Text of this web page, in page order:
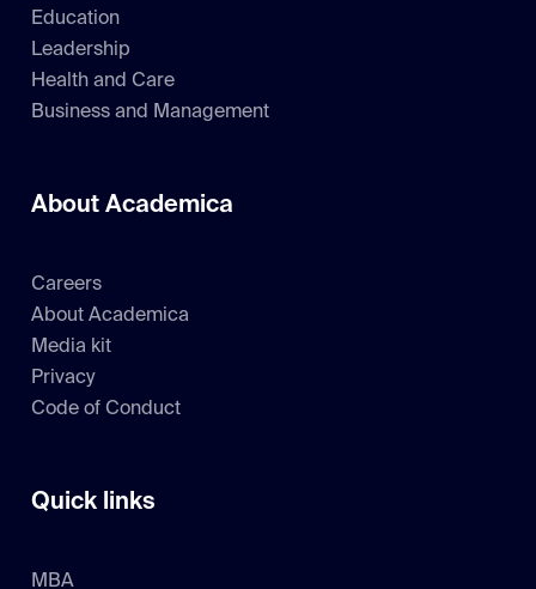
Education
Leadership
Health and Care
Business and Management
About Academica
Careers
About Academica
Media kit
Privacy
Code of Conduct
Quick links
MBA